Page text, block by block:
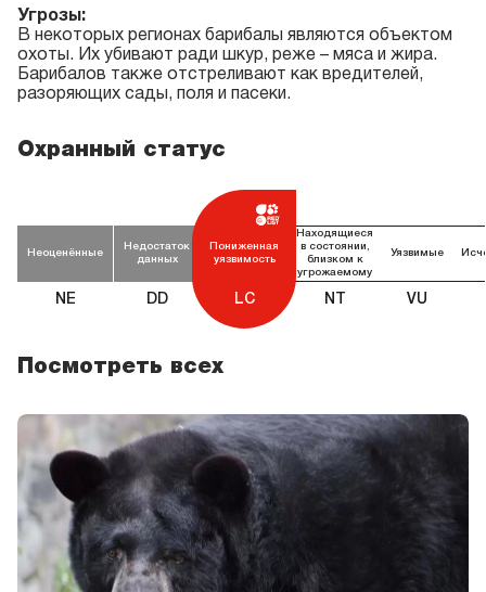
Угрозы:
В некоторых регионах барибалы являются объектом
охоты. Их убивают ради шкур, реже – мяса и жира.
Барибалов также отстреливают как вредителей,
разоряющих сады, поля и пасеки.
Охранный статус
Неоценённые
NE
Недостаток
данных
DD
Пониженная
уязвимость
LC
Находящиеся
в состоянии,
близком к
угрожаемому
NT
Уязвимые
VU
Посмотреть всех